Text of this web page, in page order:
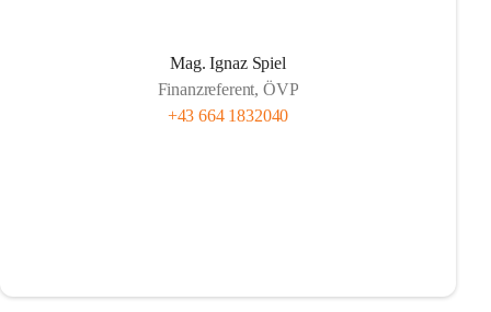
Mag. Ignaz Spiel
Finanzreferent, ÖVP
+43 664 1832040